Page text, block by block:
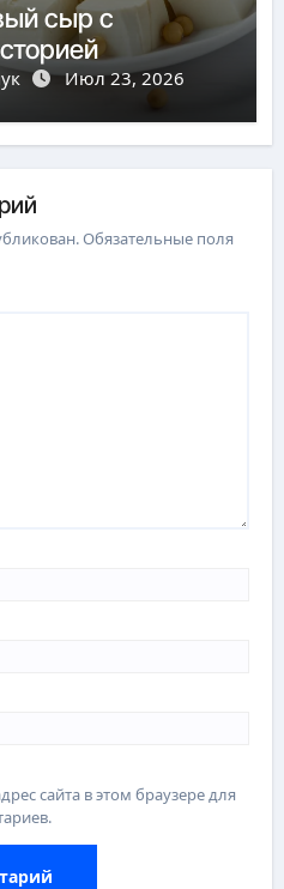
сыр с
Июл 23, 2026
Обязательные поля
сайта в этом браузере для